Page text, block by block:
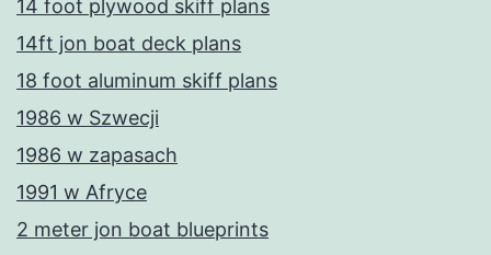
14 foot plywood skiff plans
14ft jon boat deck plans
18 foot aluminum skiff plans
1986 w Szwecji
1986 w zapasach
1991 w Afryce
2 meter jon boat blueprints